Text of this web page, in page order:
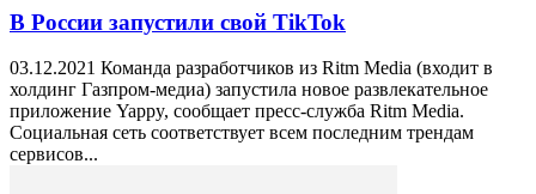
В России запустили свой TikTok
03.12.2021 Команда разработчиков из Ritm Media (входит в
холдинг Газпром-медиа) запустила новое развлекательное
приложение Yappy, сообщает пресс-служба Ritm Media.
Социальная сеть соответствует всем последним трендам
сервисов...